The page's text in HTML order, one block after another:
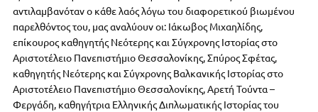
k
αντιλαμβανόταν ο κάθε λαός λόγω του διαφορετικού βιωμένου
παρελθόντος του, μας αναλύουν οι: Ιάκωβος Μιχαηλίδης,
επίκουρος καθηγητής Νεότερης και Σύγχρονης Ιστορίας στο
Αριστοτέλειο Πανεπιστήμιο Θεσσαλονίκης, Σπύρος Σφέτας,
καθηγητής Νεότερης και Σύγχρονης Βαλκανικής Ιστορίας στο
Αριστοτέλειο Πανεπιστήμιο Θεσσαλονίκης, Αρετή Τούντα –
Φεργάδη, καθηγήτρια Ελληνικής Διπλωματικής Ιστορίας του